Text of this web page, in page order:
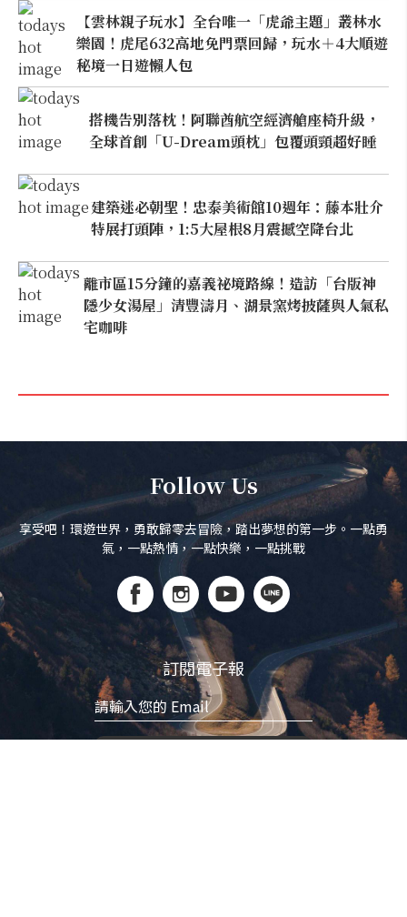
【雲林親子玩水】全台唯一「虎爺主題」叢林水
樂園！虎尾632高地免門票回歸，玩水＋4大順遊
秘境一日遊懶人包
搭機告別落枕！阿聯酋航空經濟艙座椅升級，
全球首創「U-Dream頭枕」包覆頭頸超好睡
建築迷必朝聖！忠泰美術館10週年：藤本壯介
特展打頭陣，1:5大屋根8月震撼空降台北
離市區15分鐘的嘉義祕境路線！造訪「台版神
隱少女湯屋」清豐濤月、湖景窯烤披薩與人氣私
宅咖啡
Follow Us
享受吧！環遊世界，勇敢歸零去冒險，踏出夢想的第一步。一點勇
氣，一點熱情，一點快樂，一點挑戰
訂閱電子報